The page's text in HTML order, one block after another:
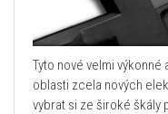
Tyto nové velmi výkonné
oblasti zcela nových
vybrat si ze široké škály